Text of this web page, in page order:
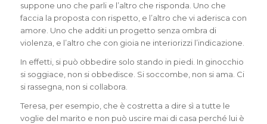
suppone uno che parli e l’altro che risponda. Uno che
faccia la proposta con rispetto, e l’altro che vi aderisca con
amore. Uno che additi un progetto senza ombra di
violenza, e l’altro che con gioia ne interiorizzi l’indicazione.
In effetti, si può obbedire solo stando in piedi. In ginocchio
si soggiace, non si obbedisce. Si soccombe, non si ama. Ci
si rassegna, non si collabora.
Teresa, per esempio, che è costretta a dire sì a tutte le
voglie del marito e non può uscire mai di casa perché lui è